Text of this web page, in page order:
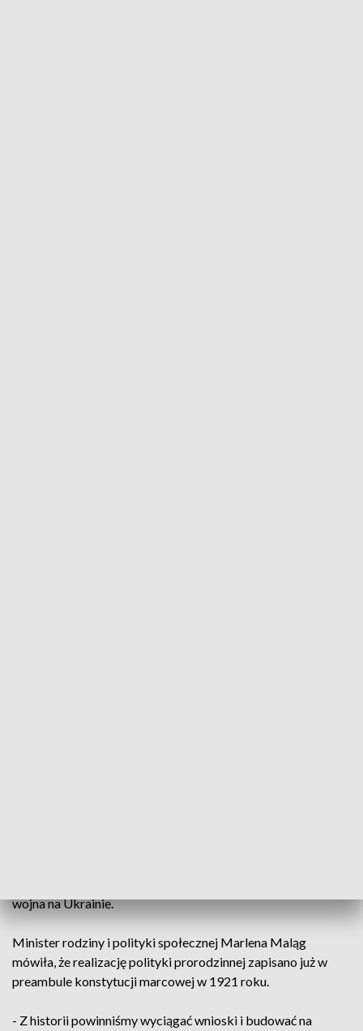
wojna na Ukrainie.
Minister rodziny i polityki społecznej Marlena Maląg
mówiła, że realizację polityki prorodzinnej zapisano już w
preambule konstytucji marcowej w 1921 roku.
- Z historii powinniśmy wyciągać wnioski i budować na